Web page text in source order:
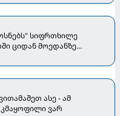
სიფრთხილე
ციდან მოედანზე
ასე - ამ
ვარ